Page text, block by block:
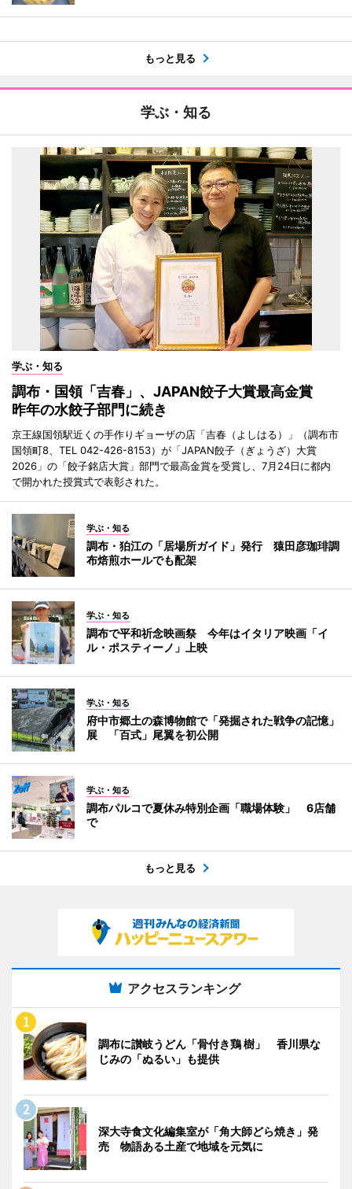
もっと見る
学ぶ・知る
学ぶ・知る
調布・国領「吉春」、JAPAN餃子大賞最高金賞
昨年の水餃子部門に続き
京王線国領駅近くの手作りギョーザの店「吉春（よしはる）」（調布市
国領町8、TEL 042-426-8153）が「JAPAN餃子（ぎょうざ）大賞
2026」の「餃子銘店大賞」部門で最高金賞を受賞し、7月24日に都内
で開かれた授賞式で表彰された。
学ぶ・知る
調布・狛江の「居場所ガイド」発行 猿田彦珈琲調
布焙煎ホールでも配架
学ぶ・知る
調布で平和祈念映画祭 今年はイタリア映画「イ
ル・ポスティーノ」上映
学ぶ・知る
府中市郷土の森博物館で「発掘された戦争の記憶」
展 「百式」尾翼を初公開
学ぶ・知る
調布パルコで夏休み特別企画「職場体験」 6店舗
で
もっと見る
アクセスランキング
調布に讃岐うどん「骨付き鶏 樹」 香川県な
じみの「ぬるい」も提供
深大寺食文化編集室が「角大師どら焼き」発
売 物語ある土産で地域を元気に